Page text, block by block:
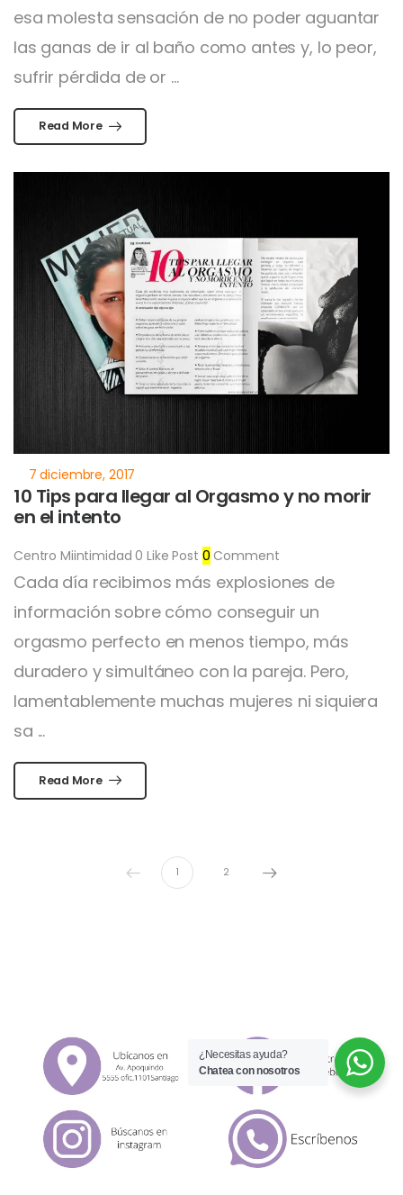
esa molesta sensación de no poder aguantar
las ganas de ir al baño como antes y, lo peor,
sufrir pérdida de or ...
Read More
10 Tips para llegar al Orgasmo y no morir
en el intento
Centro Miintimidad 0 Like Post 0 Comment
Cada día recibimos más explosiones de
información sobre cómo conseguir un
orgasmo perfecto en menos tiempo, más
duradero y simultáneo con la pareja. Pero,
lamentablemente muchas mujeres ni siquiera
sa ...
Read More
1 2
¿Necesitas ayuda?
Chatea con nosotros